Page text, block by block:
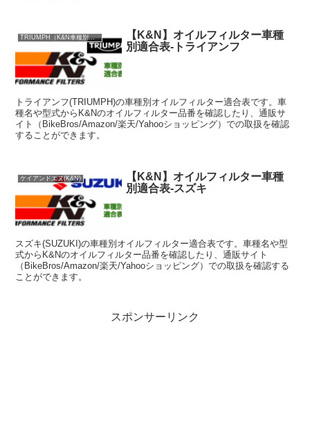
TRIUMPH（K&N車種別適合表）
【K&N】オイルフィルター車種
別適合表-トライアンフ
トライアンフ(TRIUMPH)の車種別オイルフィルター適合表です。車
種名や型式からK&Nのオイルフィルター品番を確認したり、通販サ
イト（BikeBros/Amazon/楽天/Yahooショッピング）での取扱を確認
することができます。
ケイアンドエヌ(K&N)
【K&N】オイルフィルター車種
別適合表-スズキ
スズキ(SUZUKI)の車種別オイルフィルター適合表です。車種名や型
式からK&Nのオイルフィルター品番を確認したり、通販サイト
（BikeBros/Amazon/楽天/Yahooショッピング）での取扱を確認する
ことができます。
スポンサーリンク